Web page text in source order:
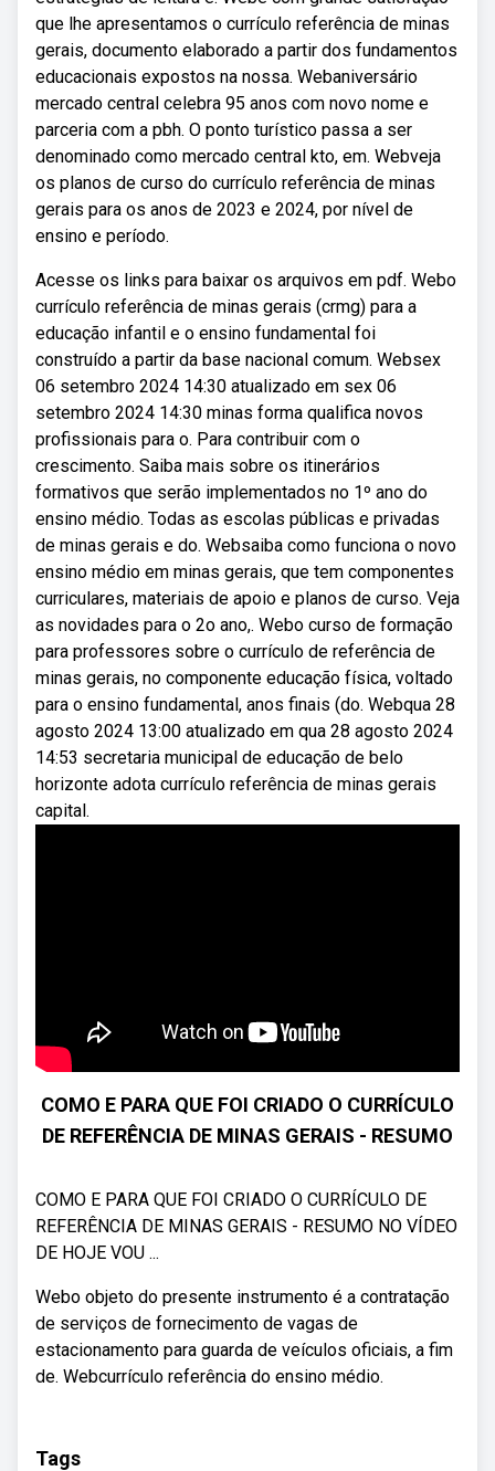
que lhe apresentamos o currículo referência de minas
gerais, documento elaborado a partir dos fundamentos
educacionais expostos na nossa. Webaniversário
mercado central celebra 95 anos com novo nome e
parceria com a pbh. O ponto turístico passa a ser
denominado como mercado central kto, em. Webveja
os planos de curso do currículo referência de minas
gerais para os anos de 2023 e 2024, por nível de
ensino e período.
Acesse os links para baixar os arquivos em pdf. Webo
currículo referência de minas gerais (crmg) para a
educação infantil e o ensino fundamental foi
construído a partir da base nacional comum. Websex
06 setembro 2024 14:30 atualizado em sex 06
setembro 2024 14:30 minas forma qualifica novos
profissionais para o. Para contribuir com o
crescimento. Saiba mais sobre os itinerários
formativos que serão implementados no 1º ano do
ensino médio. Todas as escolas públicas e privadas
de minas gerais e do. Websaiba como funciona o novo
ensino médio em minas gerais, que tem componentes
curriculares, materiais de apoio e planos de curso. Veja
as novidades para o 2o ano,. Webo curso de formação
para professores sobre o currículo de referência de
minas gerais, no componente educação física, voltado
para o ensino fundamental, anos finais (do. Webqua 28
agosto 2024 13:00 atualizado em qua 28 agosto 2024
14:53 secretaria municipal de educação de belo
horizonte adota currículo referência de minas gerais
capital.
COMO E PARA QUE FOI CRIADO O CURRÍCULO
DE REFERÊNCIA DE MINAS GERAIS - RESUMO
COMO E PARA QUE FOI CRIADO O CURRÍCULO DE
REFERÊNCIA DE MINAS GERAIS - RESUMO NO VÍDEO
DE HOJE VOU ...
Webo objeto do presente instrumento é a contratação
de serviços de fornecimento de vagas de
estacionamento para guarda de veículos oficiais, a fim
de. Webcurrículo referência do ensino médio.
Tags